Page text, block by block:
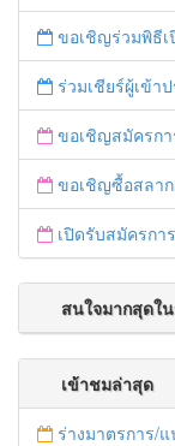
ขอเชิญร่วมพิธีเ
ร่วมเชียร์ผู้เข้าประก
ขอเชิญสมัครการประกว
ขอเชิญซื้อสลากกาชาด
เปิดรับสมัครการป
สนใจมากสุดใ
เข้าชมล่าสุด
ร่างมาตรการ/แนวทาง ในการ